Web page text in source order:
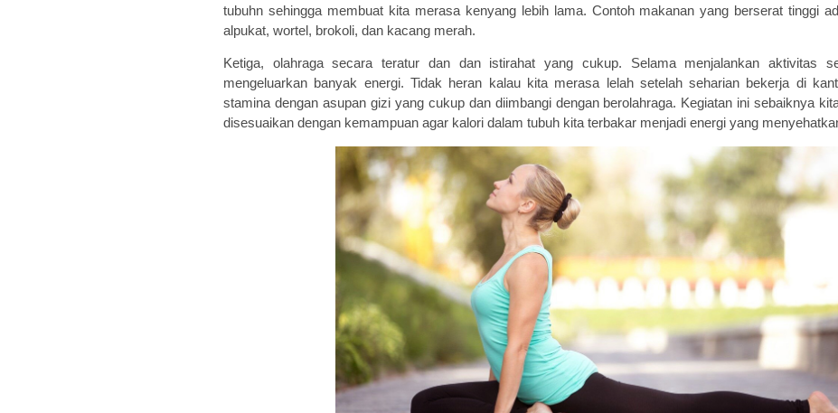
tubuhn sehinggamembuat kita merasa kenyang lebih lama. Contoh makanan yang berserat tinggi
alpukat, wortel, brokoli, dan kacang merah.
Ketiga, olahraga secara teratur dan dan istirahat yang cukup. Selama menjalankan aktivitas
mengeluarkan banyak energi. Tidak heran kalau kita merasa lelah setelah seharian bekerja di
stamina dengan asupan gizi yang cukup dan diimbangi dengan berolahraga. Kegiatan ini sebaiknya
disesuaikan dengan kemampuan agar kalori dalam tubuh kita terbakar menjadi energi yang